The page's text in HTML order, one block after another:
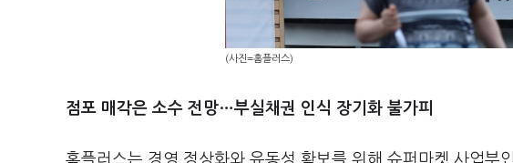
(사진=홈플러스)
점포 매각은 소수 전망…부실채권 인식 장기화 불가피
홈플러스는 경영 정상화와 유동성 확보를 위해 슈퍼마켓 사업부